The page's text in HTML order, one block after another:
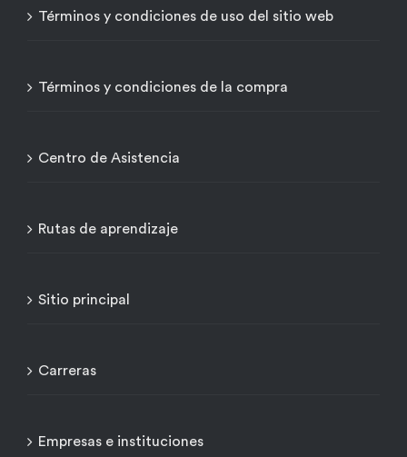
Términos y condiciones de uso del sitio web
Términos y condiciones de la compra
Centro de Asistencia
Rutas de aprendizaje
Sitio principal
Carreras
Empresas e instituciones